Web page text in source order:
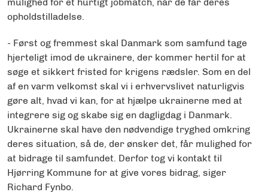
opholdstilladelse.
- Først og fremmest skal Danmark som samfund tage
hjerteligt imod de ukrainere, der kommer hertil for at
søge et sikkert fristed for krigens rædsler. Som en del
af en varm velkomst skal vi i erhvervslivet naturligvis
gøre alt, hvad vi kan, for at hjælpe ukrainerne med at
integrere sig og skabe sig en dagligdag i Danmark.
Ukrainerne skal have den nødvendige tryghed omkring
deres situation, så de, der ønsker det, får mulighed for
at bidrage til samfundet. Derfor tog vi kontakt til
Hjørring Kommune for at give vores bidrag, siger
Richard Fynbo.